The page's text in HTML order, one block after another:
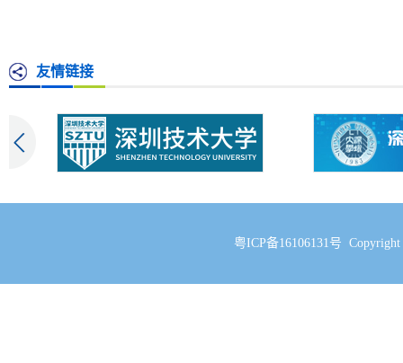
友情链接
粤ICP备16106131号